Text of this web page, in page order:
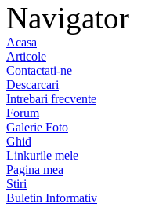
Navigator
Acasa
Articole
Contactati-ne
Descarcari
Intrebari frecvente
Forum
Galerie Foto
Ghid
Linkurile mele
Pagina mea
Stiri
Buletin Informativ